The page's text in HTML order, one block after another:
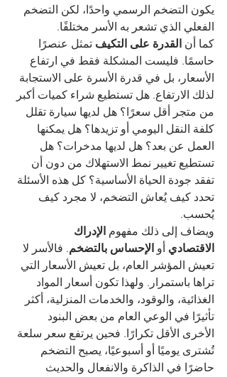
يكون التضخم الرسمي واحدًا، لكن التضخم
الفعلي الذي تشعر به الأسر مختلفًا.
كما أن القدرة على التكيف تمثل عنصرًا
حاسمًا. فليست المشكلة فقط في ارتفاع
الأسعار، بل في قدرة الأسرة على الاستجابة
لذلك الارتفاع. هل تستطيع شراء كميات أكبر
من متجر أقل سعرًا؟ هل لديها سيارة تقلل
كلفة النقل اليومي أو تزيدها؟ هل يمكنها
العمل عن بعد؟ هل لديها مدخرات؟ هل
تستطيع تغيير نمط الاستهلاك من دون أن
تفقد جودة الحياة الأساسية؟ كل هذه الأسئلة
تحدد كيف يُعاش التضخم، لا مجرد كيف
يُحسب.
ويضاف إلى ذلك مفهوم الإدراك
الاقتصادي أو الإحساس بالتضخم. فالأسر لا
تعيش المؤشر العام، بل تعيش الأسعار التي
تراها باستمرار. ولهذا تكون أسعار المواد
الغذائية، والوقود، والخدمات المنزلية، أكثر
تأثيرًا في الوعي العام من بعض البنود
الأخرى الأقل تكرارًا. فحين يرتفع سعر سلعة
تُشترى يوميًا أو أسبوعيًا، يصبح التضخم
حاضرًا في الذاكرة والانفعال والحديث